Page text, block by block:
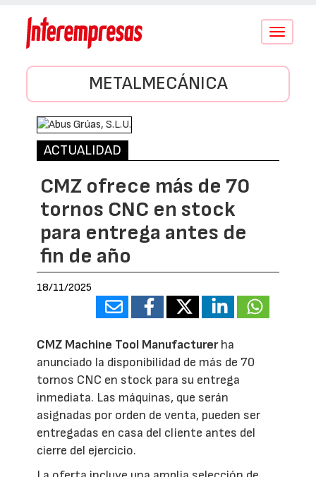
Conmutar
METALMECÁNICA
ACTUALIDAD
CMZ ofrece más de 70
tornos CNC en stock
para entrega antes de
fin de año
18/11/2025
CMZ Machine Tool Manufacturerha
anunciado la disponibilidad de más de 70
tornos CNC en stock para su entrega
inmediata. Las máquinas, que serán
asignadas por orden de venta, pueden ser
entregadas en casa del cliente antes del
cierre del ejercicio.